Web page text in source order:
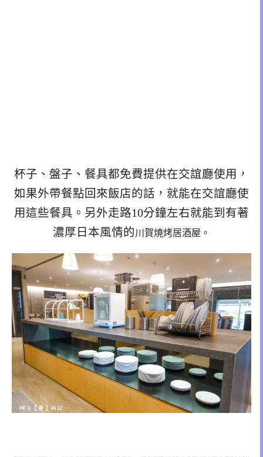
杯子、盤子、餐具都免費提供在交誼廳使用，
如果外帶餐點回來飯店的話，就能在交誼廳使
用這些餐具。另外走路10分鐘左右就能到有著
濃厚日本風情的川賀燒烤居酒屋。